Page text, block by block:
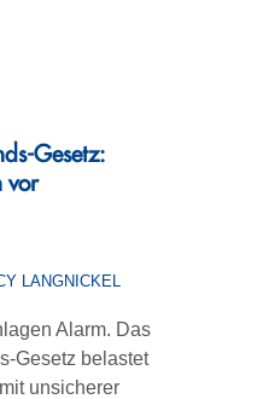
Gesetz:
vor
LANGNICKEL
Alarm. Das
Gesetz belastet
unsicherer